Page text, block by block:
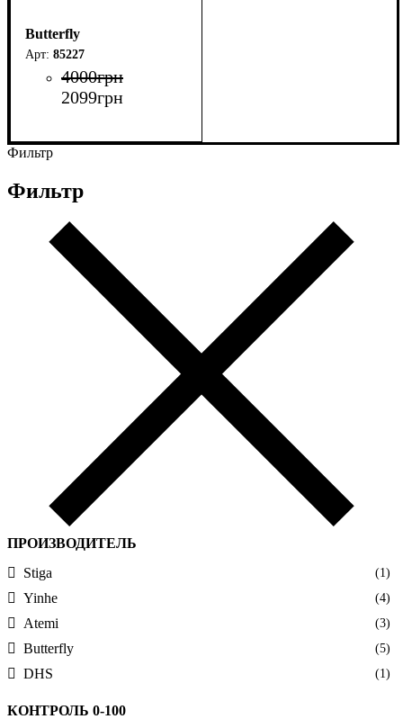
Butterfly
85227
4000грн
2099грн
Фильтр
Фильтр
ПРОИЗВОДИТЕЛЬ
Stiga
(1)
Yinhe (4)
Atemi (3)
Butterfly (5)
DHS (1)
КОНТРОЛЬ 0-100